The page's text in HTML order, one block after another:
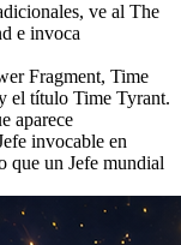
ve al The
e invoca
Fragment, Time
el título Time Tyrant.
aparece
invocable en
que un Jefe mundial